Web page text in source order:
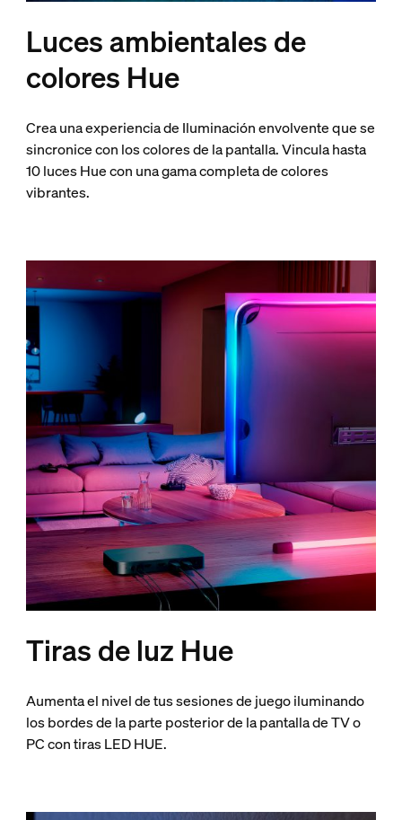
Luces ambientales de
colores Hue
Crea una experiencia de Iluminación envolvente que se
sincronice con los colores de la pantalla. Vincula hasta
10 luces Hue con una gama completa de colores
vibrantes.
Tiras de luz Hue
Aumenta el nivel de tus sesiones de juego iluminando
los bordes de la parte posterior de la pantalla de TV o
PC con tiras LED HUE.